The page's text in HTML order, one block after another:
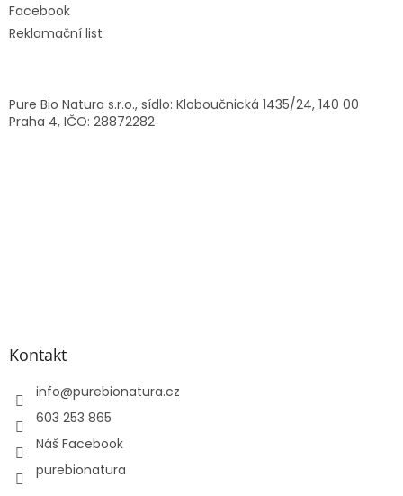
Facebook
Reklamační list
Pure Bio Natura s.r.o., sídlo: Kloboučnická 1435/24, 140 00
Praha 4, IČO: 28872282
Kontakt
info@purebionatura.cz
603 253 865
Náš Facebook
purebionatura